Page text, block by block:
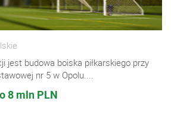
jest budowa boiska piłkarskiego przy
nr 5 w Opolu....
8 mln PLN